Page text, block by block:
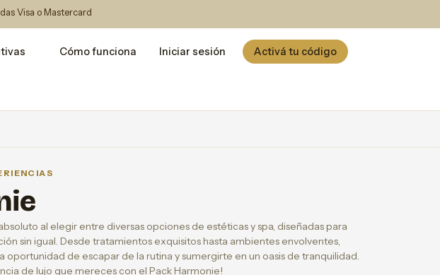
Visa o Mastercard
Cómo funciona Iniciar sesión Activá tu código
al elegir entre diversas opciones de estéticas y spa, diseñadas para
sin igual. Desde tratamientos exquisitos hasta ambientes envolventes,
oportunidad de escapar de la rutina y sumergirte en un oasis de tranquilidad.
de lujo que mereces con el Pack Harmonie!